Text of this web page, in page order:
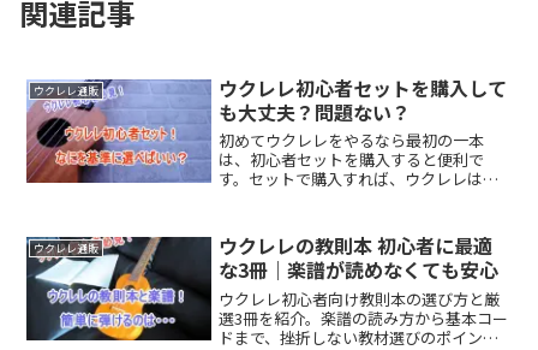
関連記事
ウクレレ通販
ウクレレ初心者セットを購入して
も大丈夫？問題ない？
初めてウクレレをやるなら最初の一本
は、初心者セットを購入すると便利で
す。セットで購入すれば、ウクレレはも
るので後から購入しなくてもいいので便
利です。
ウクレレ通販
ウクレレの教則本 初心者に最適
な3冊｜楽譜が読めなくても安心
ウクレレ初心者向け教則本の選び方と厳
選3冊を紹介。楽譜の読み方から基本コー
ドまで、挫折しない教材選びのポイント